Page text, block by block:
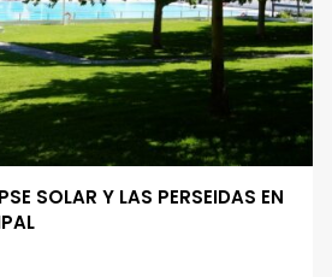
SOLAR Y LAS PERSEIDAS EN